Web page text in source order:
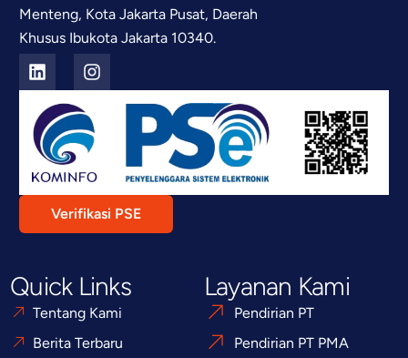
Menteng, Kota Jakarta Pusat, Daerah
Khusus Ibukota Jakarta 10340.
Verifikasi PSE
Quick Links
Tentang Kami
Berita Terbaru
Layanan Kami
Pendirian PT
Pendirian PT PMA